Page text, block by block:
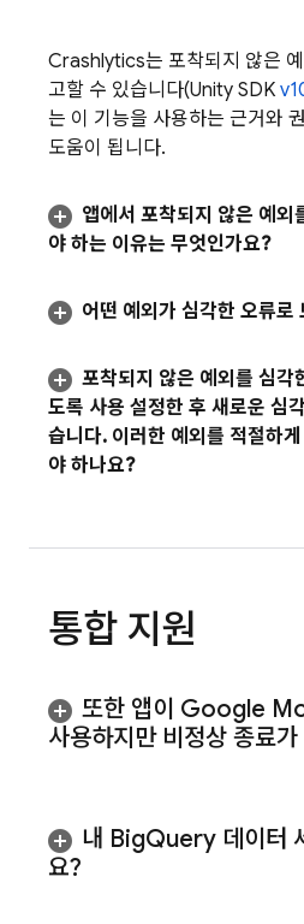
Crashlytics는 포착되지 않은
고할 수 있습니다(Unity SDK
는 이 기능을 사용하는 근거와
도움이 됩니다.
앱에서 포착되지 않은 예외
야 하는 이유는 무엇인가요?
어떤 예외가 심각한 오류로
포착되지 않은 예외를 심각
도록 사용 설정한 후 새로운 심
습니다. 이러한 예외를 적절하
야 하나요?
통합 지원
또한 앱이 Google
사용하지만 비정상 종료
내 BigQuery 데이터
요?